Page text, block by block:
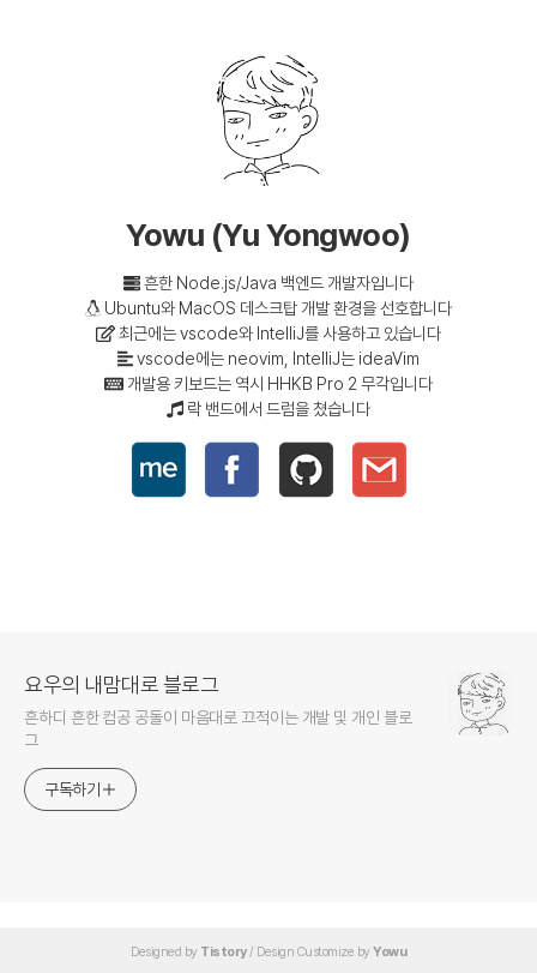
Yowu (Yu Yongwoo)
흔한 Node.js/Java 백엔드 개발자입니다
Ubuntu와 MacOS 데스크탑 개발 환경을 선호합니다
최근에는 vscode와 IntelliJ를 사용하고 있습니다
vscode에는 neovim, IntelliJ는 ideaVim
개발용 키보드는 역시 HHKB Pro 2 무각입니다
락 밴드에서 드럼을 쳤습니다
요우의 내맘대로 블로그
흔하디 흔한 컴공 공돌이 마음대로 끄적이는 개발 및 개인 블로
그
구독하기
Designed by Tistory/ Design Customize by Yowu